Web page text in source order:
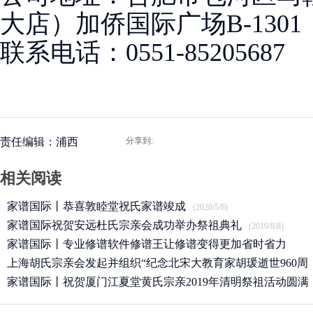
大店）加侨国际广场B-1301
联系电话：0551-85205687
责任编辑：浦西 分享到:
相关阅读
家谱国际丨恭喜敦睦堂祝氏家谱竣成 (2020/5/8)
家谱国际祝贺安远杜氏宗亲会成功举办祭祖典礼 (2019/8/8)
家谱国际丨专业修谱软件修谱王让修谱变得更加省时省力
(2019/7/17)
上海胡氏宗亲会发起并组织“纪念北宋大教育家胡瑗逝世960周
年”
(2019/4/27)
家谱国际丨祝贺厦门江夏堂黄氏宗亲2019年清明祭祖活动圆满
(2019/4/13)